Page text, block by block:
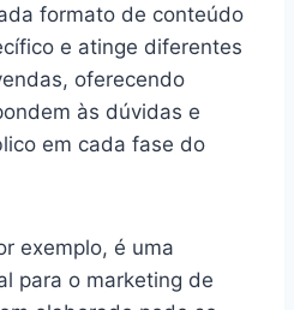
formato de conteúdo
e atinge diferentes
oferecendo
às dúvidas e
em cada fase do
exemplo, é uma
para o marketing de